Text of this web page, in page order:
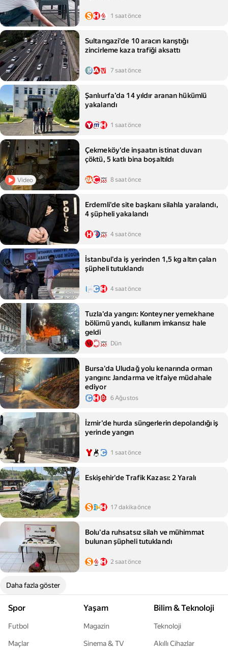
1 saat önce
Sultangazi'de 10 aracın karıştığı
zincirleme kaza trafiği aksattı
7 saat önce
Şanlıurfa’da 14 yıldır aranan hükümlü
yakalandı
1 saat önce
Video
Çekmeköy'de inşaatın istinat duvarı
çöktü, 5 katlı bina boşaltıldı
8 saat önce
Erdemli'de site başkanı silahla yaralandı,
4 şüpheli yakalandı
4 saat önce
İstanbul'da iş yerinden 1,5 kg altın çalan
şüpheli tutuklandı
4 saat önce
Tuzla'da yangın: Konteyner yemekhane
bölümü yandı, kullanım imkansız hale
geldi
Dün
Bursa'da Uludağ yolu kenarında orman
yangını: Jandarma ve itfaiye müdahale
ediyor
6 Ağustos
İzmir'de hurda süngerlerin depolandığı iş
yerinde yangın
1 saat önce
Eskişehir'de Trafik Kazası: 2 Yaralı
17 dakika önce
Bolu'da ruhsatsız silah ve mühimmat
bulunan şüpheli tutuklandı
2 saat önce
Daha fazla göster
Spor
Futbol
Maçlar
Yaşam
Magazin
Sinema & TV
Bilim & Teknoloji
Teknoloji
Akıllı Cihazlar